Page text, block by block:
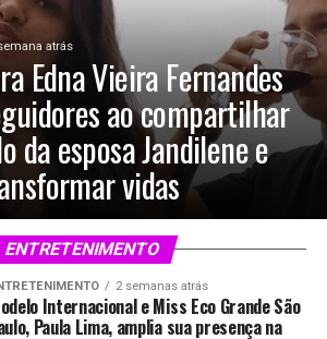
atrás
Edna Vieira Fernandes
ao compartilhar
da esposa Jandilene e
vidas
ENTRETENIMENTO
2 semanas atrás
Internacional e Miss Eco Grande São
Paula Lima, amplia sua presença na